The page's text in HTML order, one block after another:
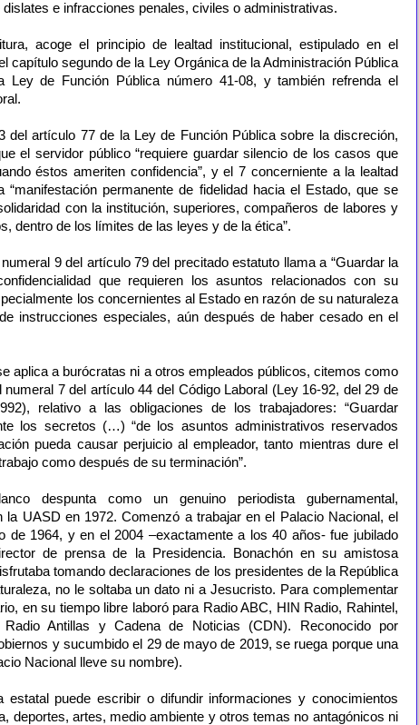
e infracciones penales, civiles o administrativas.
acoge el principio de lealtad institucional, estipulado en el
capítulo segundo de la Ley Orgánica de la Administración Pública
Ley de Función Pública número 41-08, y también refrenda el
del artículo 77 de la Ley de Función Pública sobre la discreción,
el servidor público “requiere guardar silencio de los casos que
éstos ameriten confidencia”, y el 7 concerniente a la lealtad
“manifestación permanente de fidelidad hacia el Estado, que se
con la institución, superiores, compañeros de labores y
dentro de los límites de las leyes y de la ética”.
9 del artículo 79 del precitado estatuto llama a “Guardar la
que requieren los asuntos relacionados con su
los concernientes al Estado en razón de su naturaleza
instrucciones especiales, aún después de haber cesado en el
aplica a burócratas ni a otros empleados públicos, citemos como
numeral 7 del artículo 44 del Código Laboral (Ley 16-92, del 29 de
relativo a las obligaciones de los trabajadores: “Guardar
los secretos (…) “de los asuntos administrativos reservados
pueda causar perjuicio al empleador, tanto mientras dure el
como después de su terminación”.
despunta como un genuino periodista gubernamental,
la UASD en 1972. Comenzó a trabajar en el Palacio Nacional, el
de 1964, y en el 2004 –exactamente a los 40 años- fue jubilado
de prensa de la Presidencia. Bonachón en su amistosa
tomando declaraciones de los presidentes de la República
no le soltaba un dato ni a Jesucristo. Para complementar
en su tiempo libre laboró para Radio ABC, HIN Radio, Rahintel,
Radio Antillas y Cadena de Noticias (CDN). Reconocido por
y sucumbido el 29 de mayo de 2019, se ruega porque una
Nacional lleve su nombre).
estatal puede escribir o difundir informaciones y conocimientos
deportes, artes, medio ambiente y otros temas no antagónicos ni